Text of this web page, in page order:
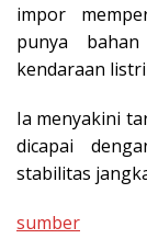
impor
punya
kendaraan
Ia menyakini
dicapai
stabilitas
sumber